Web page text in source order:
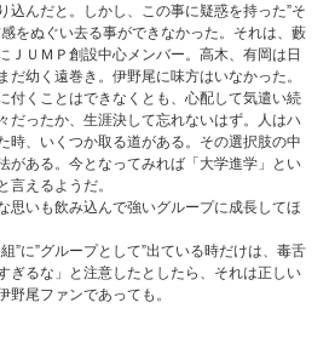
込んだと。しかし、この事に疑惑を持った”そ
をぬぐい去る事ができなかった。それは、藪
ＪＵＭＰ創設中心メンバー。高木、有岡は日
だ幼く遠巻き。伊野尾に味方はいなかった。
付くことはできなくとも、心配して気遣い続
だったか、生涯決して忘れないはず。人はハ
時、いくつか取る道がある。その選択肢の中
がある。今となってみれば「大学進学」とい
言えるようだ。
思いも飲み込んで強いグループに成長してほ
”に”グループとして”出ている時だけは、毒舌
ぎるな」と注意したとしたら、それは正しい
野尾ファンであっても。